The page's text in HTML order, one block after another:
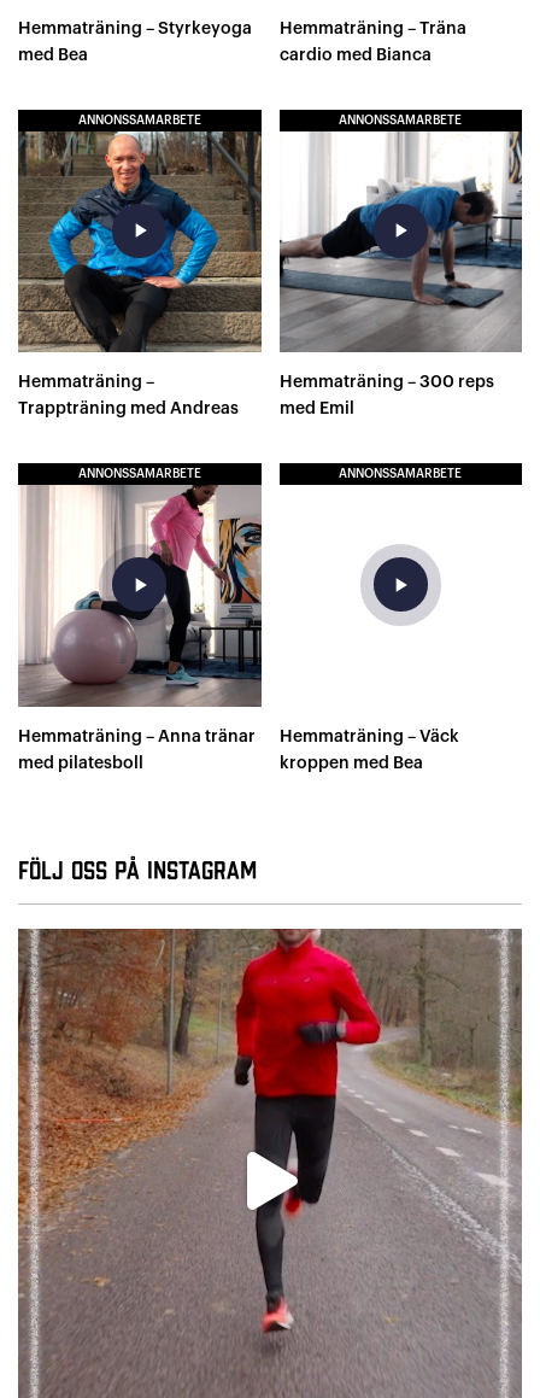
Hemmaträning – Styrkeyoga
med Bea
Hemmaträning – Träna
cardio med Bianca
ANNONSSAMARBETE
play_arrow
Hemmaträning –
Trappträning med Andreas
ANNONSSAMARBETE
play_arrow
Hemmaträning – 300 reps
med Emil
ANNONSSAMARBETE
play_arrow
Hemmaträning – Anna tränar
med pilatesboll
ANNONSSAMARBETE
play_arrow
Hemmaträning – Väck
kroppen med Bea
Följ oss på Instagram